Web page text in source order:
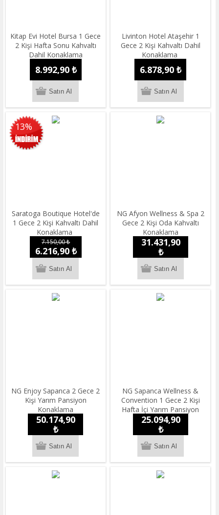
Kitap Evi Hotel Bursa 1 Gece
2 Kişi Hafta Sonu Kahvaltı
Dahil Konaklama
8.992,90 ₺
Livinton Hotel Ataşehir 1
Gece 2 Kişi Kahvaltı Dahil
Konaklama
6.878,90 ₺
13%
Saratoga Boutique Hotel'de
1 Gece 2 Kişi Kahvaltı Dahil
Konaklama
7.150,00 ₺
6.216,90 ₺
NG Afyon Wellness & Spa 2
Gece 2 Kişi Oda Kahvaltı
Konaklama
31.431,90
₺
NG Enjoy Sapanca 2 Gece 2
Kişi Yarım Pansiyon
Konaklama
50.174,90
₺
NG Sapanca Wellness &
Convention 1 Gece 2 Kişi
Hafta İçi Yarım Pansiyon
Konaklama
25.094,90
₺